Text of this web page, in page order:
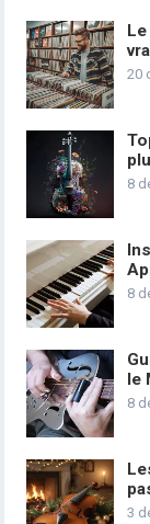
20
8
8
le
8
3